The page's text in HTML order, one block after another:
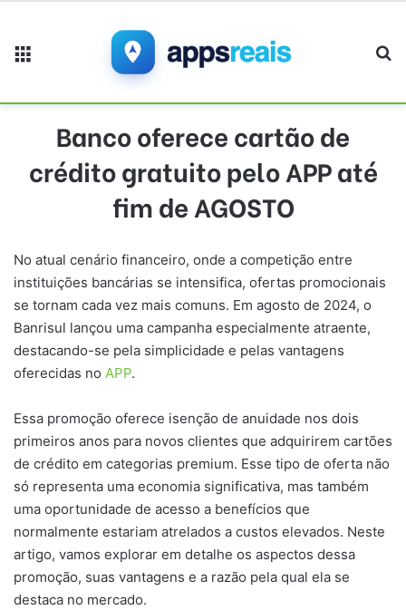
Banco oferece cartão de
crédito gratuito pelo APP até
fim de AGOSTO
No atual cenário financeiro, onde a competição entre
instituições bancárias se intensifica, ofertas promocionais
se tornam cada vez mais comuns. Em agosto de 2024, o
Banrisul lançou uma campanha especialmente atraente,
destacando-se pela simplicidade e pelas vantagens
oferecidas no APP.
Essa promoção oferece isenção de anuidade nos dois
primeiros anos para novos clientes que adquirirem cartões
de crédito em categorias premium. Esse tipo de oferta não
só representa uma economia significativa, mas também
uma oportunidade de acesso a benefícios que
normalmente estariam atrelados a custos elevados. Neste
artigo, vamos explorar em detalhe os aspectos dessa
promoção, suas vantagens e a razão pela qual ela se
destaca no mercado.